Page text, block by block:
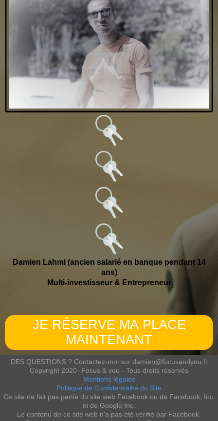
Damien Lahmi (ancien salarié en banque pendant 14
ans)
Multi-investisseur & Entrepreneur
JE RÉSERVE MA PLACE
MAINTENANT
DES QUESTIONS ? Contactez-moi sur damien@focusandyou.fr
Copyright 2020- Focus & you - Tous droits réservés
Mentions légales
Politique de Confidentialité du Site
Ce site ne fait pas partie du site web Facebook ou de Facebook, Inc.
ni de Google Inc.
Le contenu de ce site web n'a pas été vérifié par Facebook.